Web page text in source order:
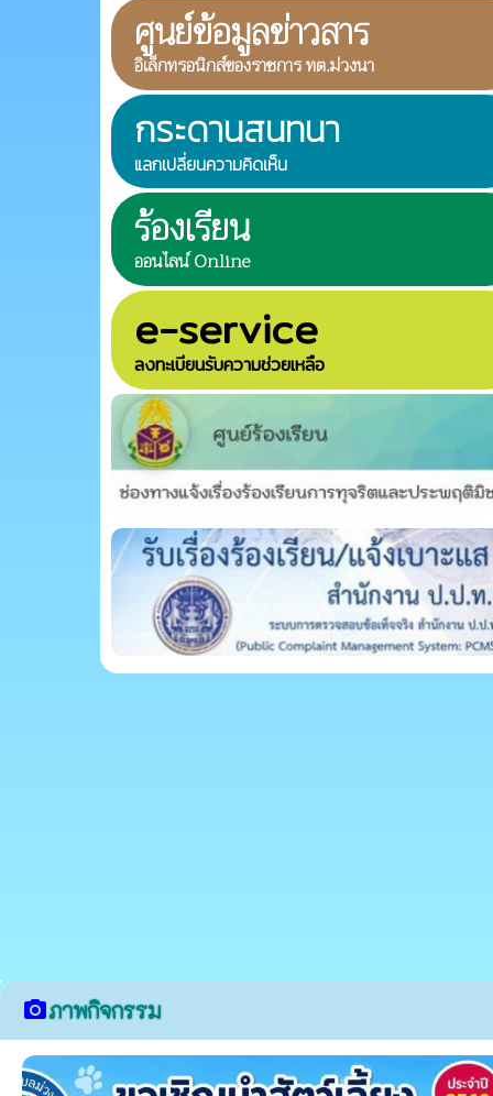
ศูนย์ข้อมูลข่าวสาร
อิเล็กทรอนิกส์ของราชการ ทต.ม่วงนา
กระดานสนทนา
แลกเปลี่ยนความคิดเห็น
ร้องเรียน
ออนไลน์ Online
e-service
ลงทะเบียนรับความช่วยเหลือ
camera_altภาพกิจกรรม